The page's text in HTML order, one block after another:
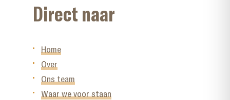
Direct naar
Home
Over
Ons team
Waar we voor staan